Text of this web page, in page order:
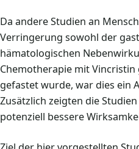
Da andere Studien an
Verringerung sowohl der
hämatologischen
Chemotherapie mit
gefastet wurde, war dies ein
Zusätzlich zeigten die
potenziell bessere